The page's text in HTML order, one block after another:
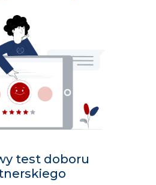
test doboru